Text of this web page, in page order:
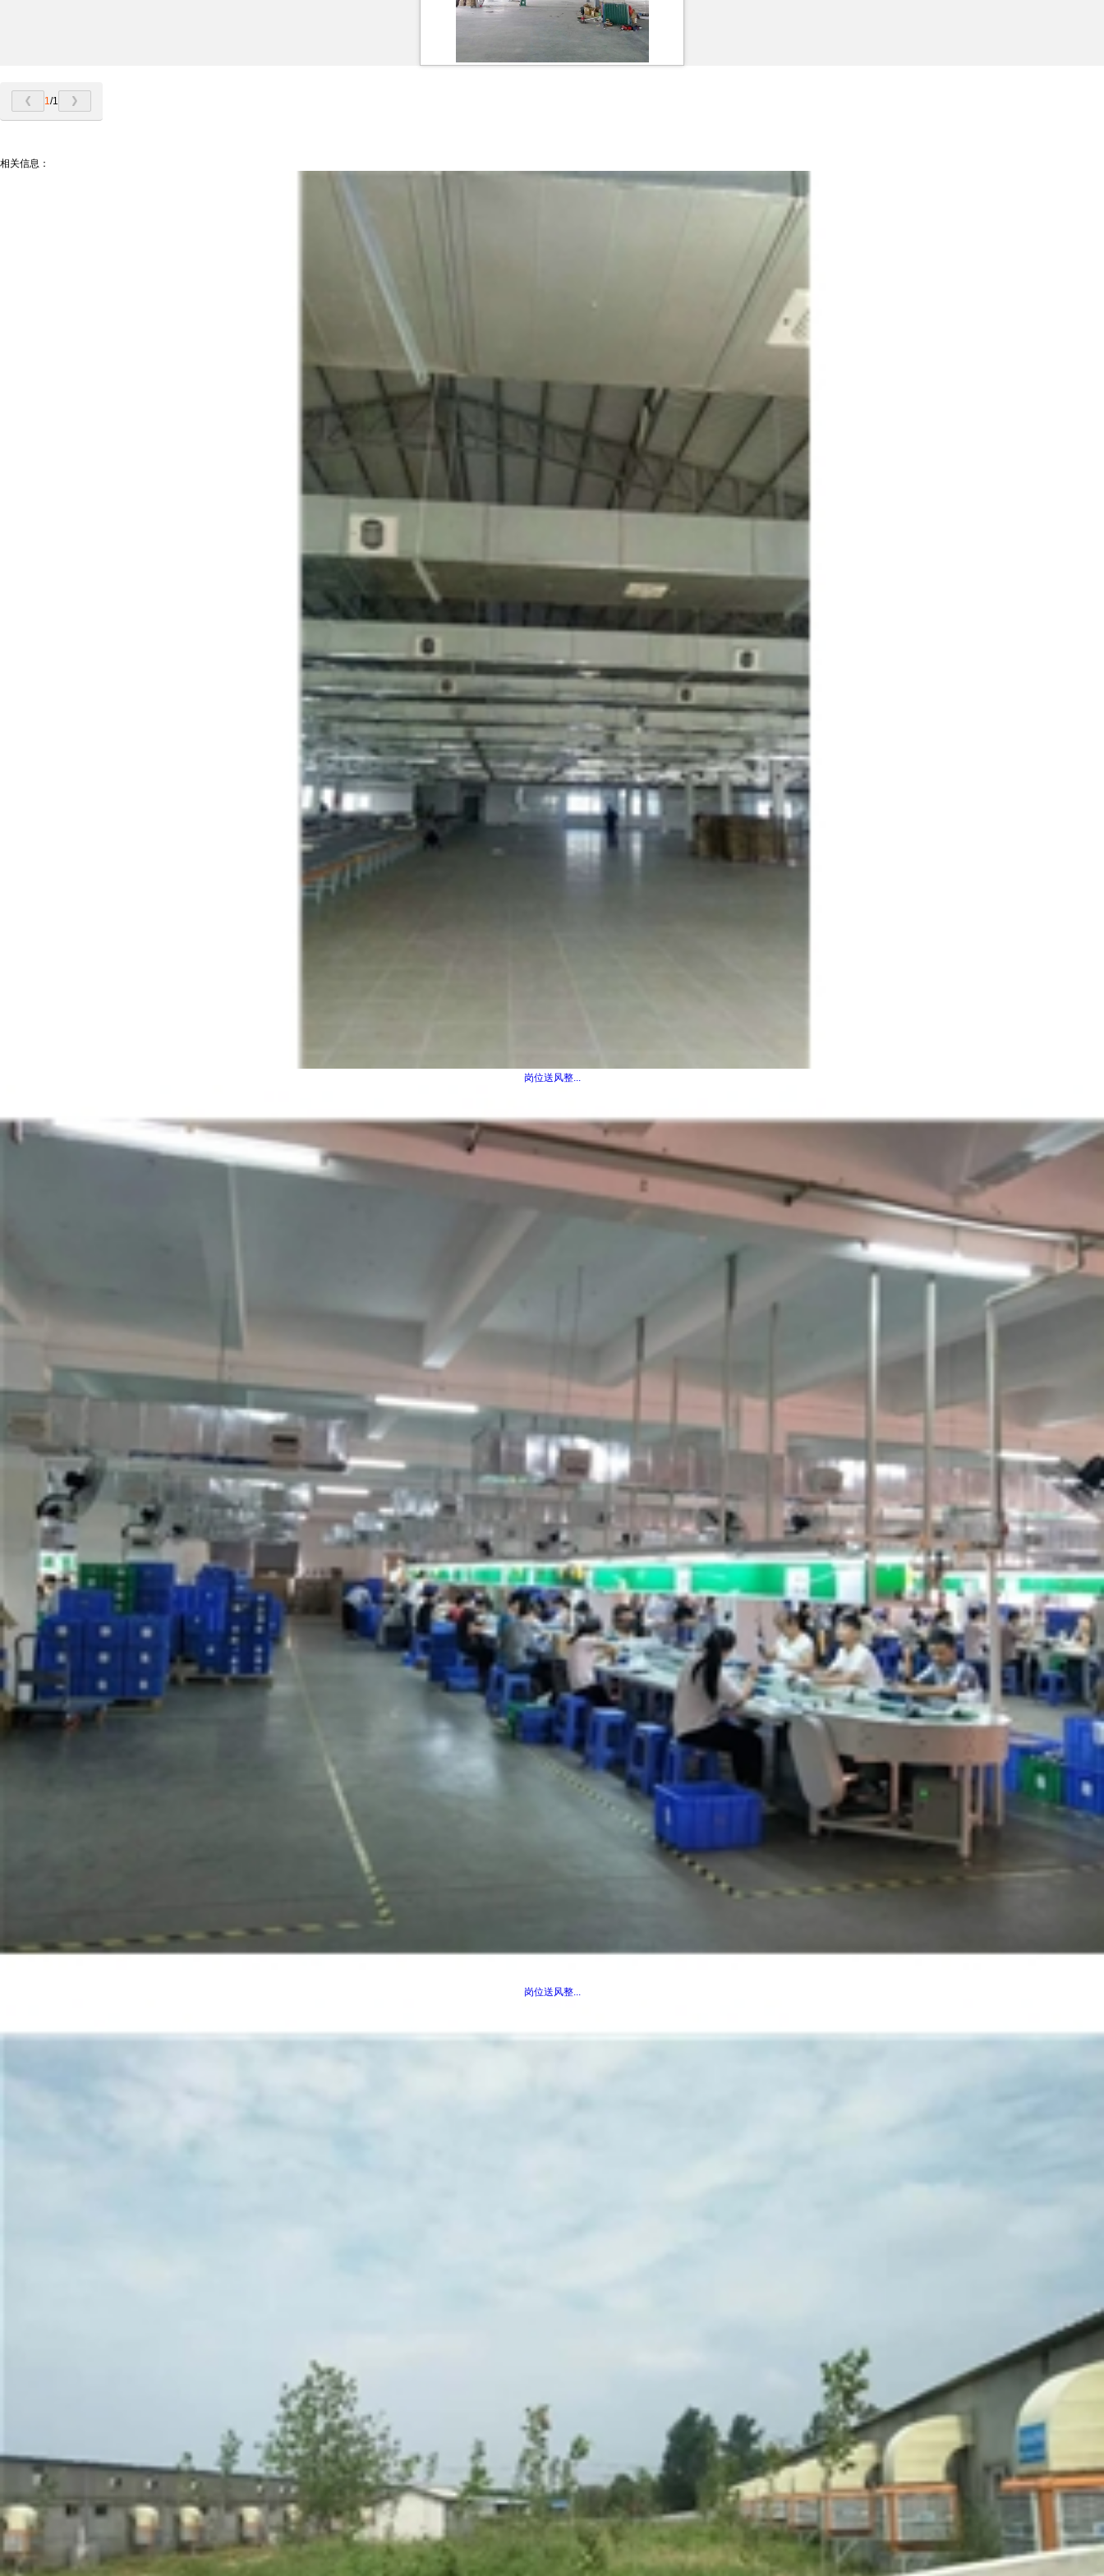
1/1
相关信息：
岗位送风整...
岗位送风整...